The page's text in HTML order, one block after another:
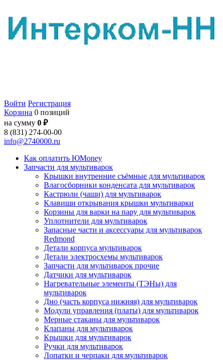
Войти Регистрация
Корзина 0 позиций
на сумму 0 ₽
8 (831) 274-00-00
info@2740000.ru
Как оплатить ЮMoney
Запчасти для мультиварок
Крышки внутренние съёмные для мультиварок
Влагосборники конденсата для мультиварок
Кастрюли (чаши) для мультиварок
Клавиши открывания крышки мультиварки
Корзины для варки на пару для мультиварок
Уплотнители для мультиварок
Запасные части и аксессуары для мультиварок
Redmond
Детали корпуса мультиварок
Детали электросхемы мультиварок
Запчасти для мультиварок прочие
Датчики для мультиварок
Нагревательные элементы (ТЭНы) для
мультиварок
Дно (часть корпуса нижняя) для мультиварок
Модули управления (платы) для мультиварок
Мерные стаканы для мультиварок
Клапаны для мультиварок
Крышки для мультиварок
Ручки для мультиварок
Лопатки и черпаки для мультиварок